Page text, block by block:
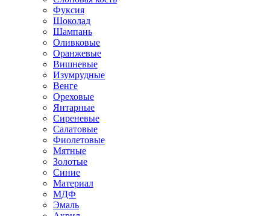
Фуксия
Шоколад
Шампань
Оливковые
Оранжевые
Вишневые
Изумрудные
Венге
Ореховые
Янтарные
Сиреневые
Салатовые
Фиолетовые
Мятные
Золотые
Синие
Материал
МДФ
Эмаль